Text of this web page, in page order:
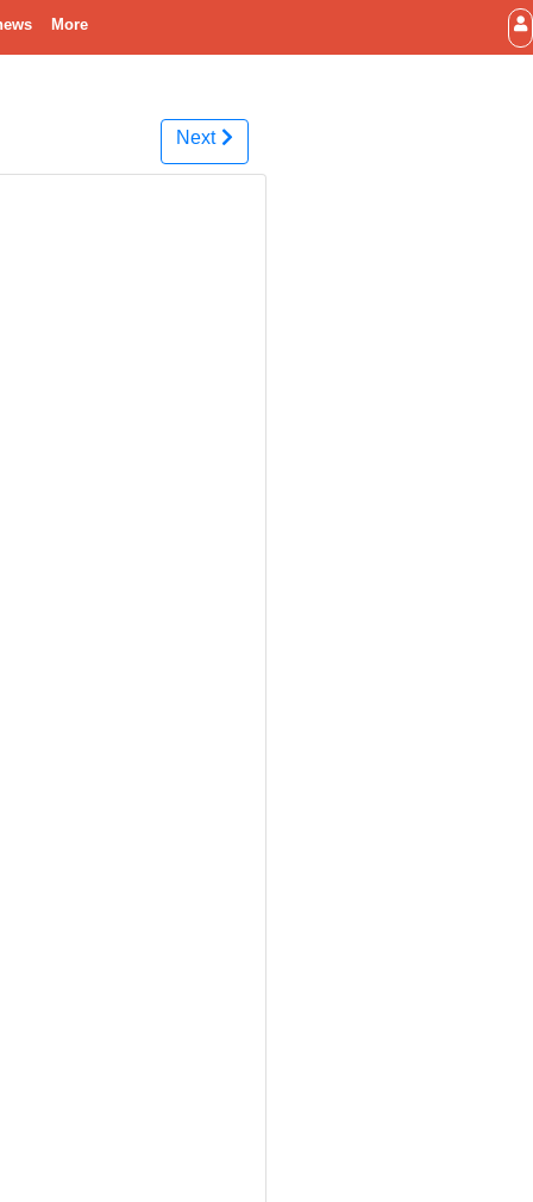
More
Next